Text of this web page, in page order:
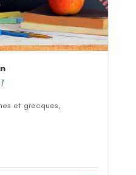
et grecques,